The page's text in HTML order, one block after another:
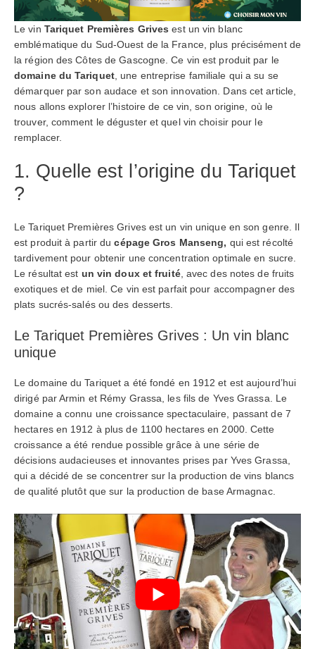
Le vin Tariquet Premières Grives est un vin blanc
emblématique du Sud-Ouest de la France, plus précisément de
la région des Côtes de Gascogne. Ce vin est produit par le
domaine du Tariquet, une entreprise familiale qui a su se
démarquer par son audace et son innovation. Dans cet article,
nous allons explorer l’histoire de ce vin, son origine, où le
trouver, comment le déguster et quel vin choisir pour le
remplacer.
1. Quelle est l’origine du Tariquet
?
Le Tariquet Premières Grives est un vin unique en son genre. Il
est produit à partir ducépage Gros Manseng, qui est récolté
tardivement pour obtenir une concentration optimale en sucre.
Le résultat est un vin doux et fruité, avec des notes de fruits
exotiques et de miel. Ce vin est parfait pour accompagner des
plats sucrés-salés ou des desserts.
Le Tariquet Premières Grives : Un vin blanc
unique
Le domaine du Tariquet a été fondé en 1912 et est aujourd’hui
dirigé par Armin et Rémy Grassa, les fils de Yves Grassa. Le
domaine a connu une croissance spectaculaire, passant de 7
hectares en 1912 à plus de 1100 hectares en 2000. Cette
croissance a été rendue possible grâce à une série de
décisions audacieuses et innovantes prises par Yves Grassa,
qui a décidé de se concentrer sur la production de vins blancs
de qualité plutôt que sur la production de base Armagnac.